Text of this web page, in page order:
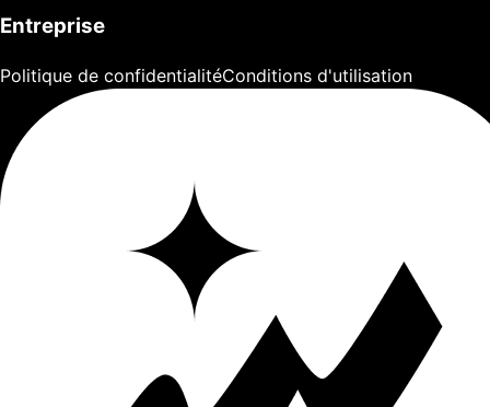
Entreprise
Politique de confidentialitéConditions d'utilisation